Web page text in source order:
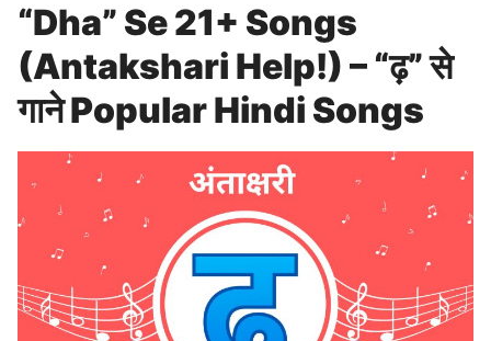
“Dha” Se 21+ Songs
(Antakshari Help!) – “ढ़” से
गाने Popular Hindi Songs